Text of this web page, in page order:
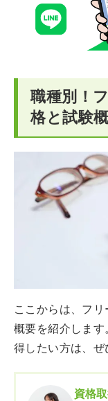
職種別！
格と試験
ここからは、フ
概要を紹介しま
得したい方は、ぜ
資格